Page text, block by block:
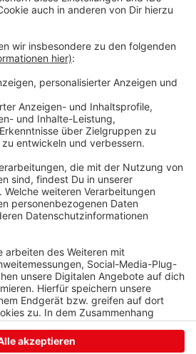
am Kreisel Schleifmühlchen
von der Polizei gesperrt. Der
Ecke Wetzlarer Straße
war betroffen: Die
umgeleitet. Das THW war mit 15
Der Einsatz dauerte rund vier
konnte die Straße wieder